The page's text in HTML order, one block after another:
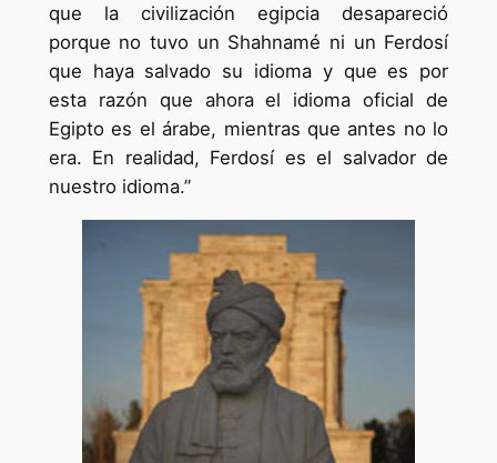
que la civilización egipcia desapareció
porque no tuvo un Shahnamé ni un Ferdosí
que haya salvado su idioma y que es por
esta razón que ahora el idioma oficial de
Egipto es el árabe, mientras que antes no lo
era. En realidad, Ferdosí es el salvador de
nuestro idioma.”